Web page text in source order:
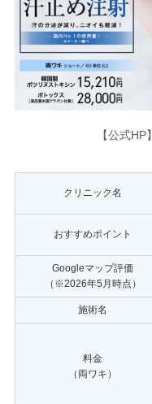
【公式HP】
クリニック名
おすすめポイント
Googleマップ評価
（※2026年5月時点）
施術名
料金
（両ワキ）